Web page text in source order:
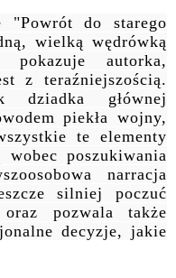
"Powrót do starego
wielką wędrówką
autorka,
z teraźniejszością.
dziadka głównej
piekła wojny,
te elementy
wobec poszukiwania
narracja
silniej poczuć
pozwala także
decyzje, jakie